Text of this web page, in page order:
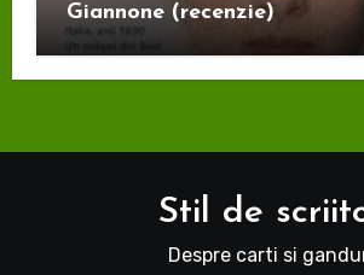
Giannone (recenzie)
Stil de
Despre carti si